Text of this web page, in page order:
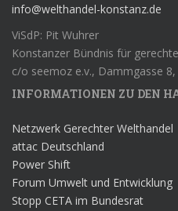
info@welthandel-konstanz.de
ViSdP: Pit Wuhrer
Konstanzer Bündnis für
c/o seemoz e.v., Dammgasse
INFORMATIONEN ZU DEN
Netzwerk Gerechter Welthandel
attac Deutschland
Power Shift
Forum Umwelt und Entwicklung
Stopp CETA im Bundesrat